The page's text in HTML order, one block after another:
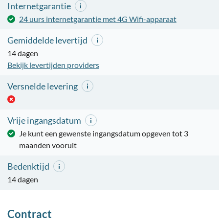
Internetgarantie
24 uurs internetgarantie met 4G Wifi-apparaat
Gemiddelde levertijd
14 dagen
Bekijk levertijden providers
Versnelde levering
Vrije ingangsdatum
Je kunt een gewenste ingangsdatum opgeven tot 3
maanden vooruit
Bedenktijd
14 dagen
Contract